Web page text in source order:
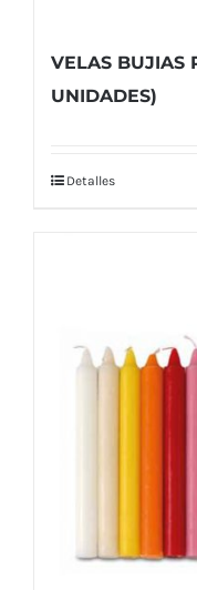
VELAS BUJIAS
UNIDADES)
Detalles